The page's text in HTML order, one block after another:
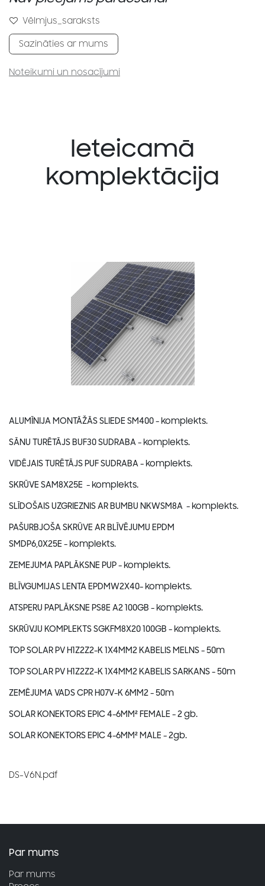
Vēlmjus_saraksts
Sazināties ar mums
Noteikumi un nosacījumi
Ieteicamā
komplektācija
ALUMĪNIJA MONTĀŽĀS SLIEDE SM400- komplekts.
SĀNU TURĒTĀJS BUF30 SUDRABA- komplekts.
VIDĒJAIS TURĒTĀJS PUF SUDRABA- komplekts.
SKRŪVE SAM8X25E - komplekts.
SLĪDOŠAIS UZGRIEZNIS AR BUMBU NKWSM8A - komplekts.
PAŠURBJOŠA SKRŪVE AR BLĪVĒJUMU EPDM
SMDP6,0X25E - komplekts.
ZEMEJUMA PAPLĀKSNE PUP- komplekts.
BLĪVGUMIJAS LENTA EPDMW2X40- komplekts.
ATSPERU PAPLĀKSNE PS8E A2 100GB - komplekts.
SKRŪVJU KOMPLEKTS SGKFM8X20 100GB - komplekts.
TOP SOLAR PV H1Z2Z2-K 1X4MM2 KABELIS MELNS- 50m
TOP SOLAR PV H1Z2Z2-K 1X4MM2 KABELIS SARKANS- 50m
ZEMĒJUMA VADS CPR H07V-K 6MM2- 50m
SOLAR KONEKTORS EPIC 4-6MM² FEMALE - 2 gb.
SOLAR KONEKTORS EPIC 4-6MM² MALE - 2gb.
DS-V6N.pdf
Par mums
Par mums